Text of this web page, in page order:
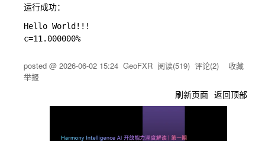
运行成功：
Hello World!!!
posted @ 2026-06-02 15:24 GeoFXR 阅读(519) 评论(2) 收藏
举报
刷新页面 返回顶部